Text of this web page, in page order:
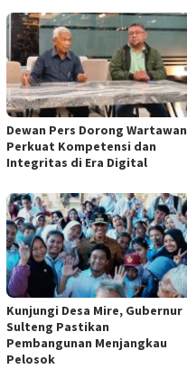
Dewan Pers Dorong Wartawan
Perkuat Kompetensi dan
Integritas di Era Digital
Kunjungi Desa Mire, Gubernur
Sulteng Pastikan
Pembangunan Menjangkau
Pelosok